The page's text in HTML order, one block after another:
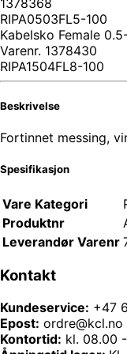
RIPA0503FL5-100
Kabelsko Female
Varenr. 1378430
RIPA1504FL8-100
Beskrivelse
Fortinnet messing,
Spesifikasjon
Vare Kategori
Produktnr
Leverandør Varenr
Kontakt
Kundeservice: +47
Epost: ordre@kcl.no
Kontortid: kl. 08.00